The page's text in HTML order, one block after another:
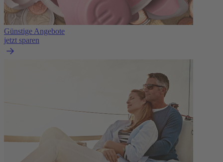
Günstige Angebote
jetzt sparen